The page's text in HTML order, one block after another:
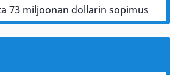
73 miljoonan dollarin sopimus